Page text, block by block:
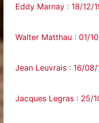
Eddy Marnay : 18/12/
Walter Matthau : 01/
Jean Leuvrais : 16/
Jacques Legras : 25/